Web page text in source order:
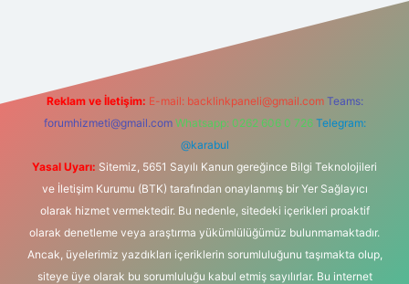
Reklam ve İletişim: E-mail: backlinkpaneli@gmail.com Teams:
forumhizmeti@gmail.com Whatsapp: 0262 606 0 726 Telegram:
@karabul
Yasal Uyarı: Sitemiz, 5651 Sayılı Kanun gereğince Bilgi Teknolojileri
ve İletişim Kurumu (BTK) tarafından onaylanmış bir Yer Sağlayıcı
olarak hizmet vermektedir. Bu nedenle, sitedeki içerikleri proaktif
olarak denetleme veya araştırma yükümlülüğümüz bulunmamaktadır.
Ancak, üyelerimiz yazdıkları içeriklerin sorumluluğunu taşımakta olup,
siteye üye olarak bu sorumluluğu kabul etmiş sayılırlar. Bu internet